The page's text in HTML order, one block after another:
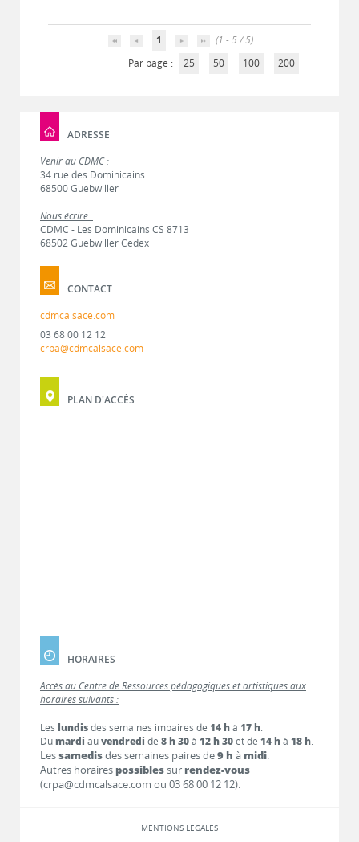
1
(1 - 5 / 5)
Par page :
25 50 100 200
ADRESSE
Venir au CDMC :
34 rue des Dominicains
68500 Guebwiller
Nous écrire :
CDMC - Les Dominicains CS 8713
68502 Guebwiller Cedex
CONTACT
cdmcalsace.com
03 68 00 12 12
crpa@cdmcalsace.com
PLAN D'ACCÈS
HORAIRES
Accès au Centre de Ressources pédagogiques et artistiques aux
horaires suivants :
Les lundisdes semaines impaires de 14 hà 17 h.
Dumardi auvendredi de 8 h 30à 12 h 30et de 14 hà 18 h.
Lessamedisdes semaines paires de9 h à midi.
Autres horaires possiblessur rendez-vous
(crpa@cdmcalsace.com ou 03 68 00 12 12).
MENTIONS LÉGALES